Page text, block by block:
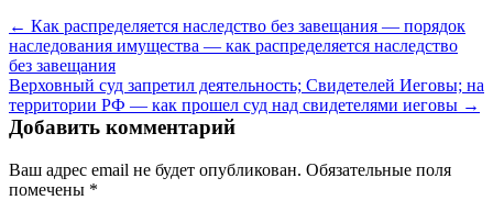
← Как распределяется наследство без завещания — порядок
наследования имущества — как распределяется наследство
без завещания
Верховный суд запретил деятельность; Свидетелей Иеговы; на
территории РФ — как прошел суд над свидетелями иеговы →
Добавить комментарий
Ваш адрес email не будет опубликован. Обязательные поля
помечены *